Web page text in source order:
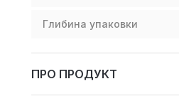
Глибина упаковки
ПРО ПРОДУКТ